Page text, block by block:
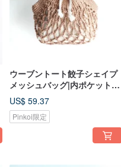
ウーブントート餃子シェイプ
メッシュバッグ|内ポケット付
き
US$ 59.37
Pinkoi限定